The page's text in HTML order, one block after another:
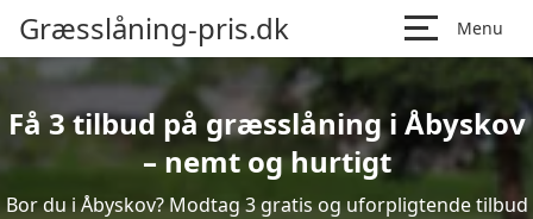
Græsslåning-pris.dk Menu
Få 3 tilbud på græsslåning i Åbyskov
– nemt og hurtigt
Bor du i Åbyskov? Modtag 3 gratis og uforpligtende tilbud